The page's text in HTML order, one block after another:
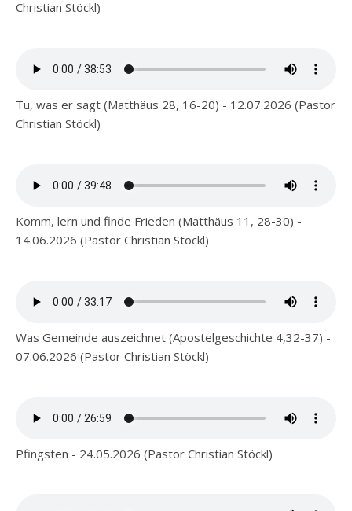
Christian Stöckl)
Tu, was er sagt (Matthäus 28, 16-20) - 12.07.2026 (Pastor
Christian Stöckl)
Komm, lern und finde Frieden (Matthäus 11, 28-30) -
14.06.2026 (Pastor Christian Stöckl)
Was Gemeinde auszeichnet (Apostelgeschichte 4,32-37) -
07.06.2026 (Pastor Christian Stöckl)
Pfingsten - 24.05.2026 (Pastor Christian Stöckl)